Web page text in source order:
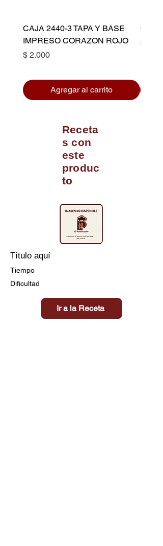
CAJA 2440-3 TAPA Y BASE
IMPRESO CORAZON ROJO
Precio
$ 2.000
Agregar al carrito
Precio
$
Receta
s con
este
produc
to
Título aquí
Tiempo
Dificultad
Ir a la Receta